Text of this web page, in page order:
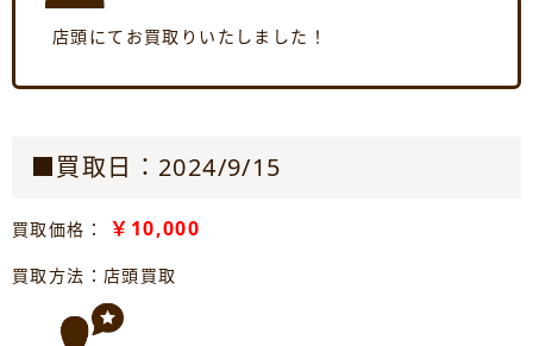
店頭にてお買取りいたしました！
■買取日：2024/9/15
買取価格： ￥10,000
買取方法：店頭買取